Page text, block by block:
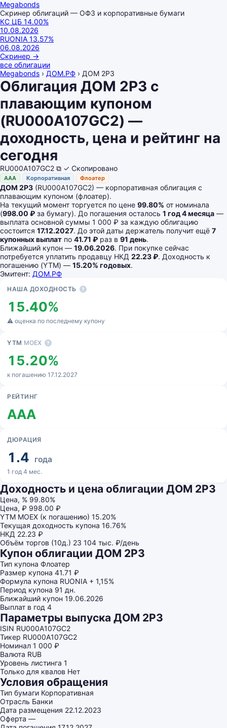
Megabonds
Скринер облигаций — ОФЗ и корпоративные бумаги
КС ЦБ 14.00%
10.08.2026
RUONIA 13.57%
06.08.2026
Скринер →
все облигации
Megabonds › ДОМ.РФ › ДОМ 2P3
Облигация ДОМ 2P3 с
плавающим купоном
(RU000A107GC2) —
доходность, цена и рейтинг на
сегодня
RU000A107GC2 ⧉ ✓ Скопировано
AAA Корпоративная Флоатер
ДОМ 2P3 (RU000A107GC2) — корпоративная облигация с
плавающим купоном (флоатер).
На текущий момент торгуется по цене 99.80% от номинала
(998.00 ₽ за бумагу). До погашения осталось 1 год 4 месяца —
выплата основной суммы 1 000 ₽ за каждую облигацию
состоится 17.12.2027. До этой даты держатель получит ещё 7
купонных выплат по 41.71 ₽ раз в 91 день.
Ближайший купон — 19.06.2026. При покупке сейчас
потребуется уплатить продавцу НКД 22.23 ₽. Доходность к
погашению (YTM) — 15.20% годовых.
Эмитент: ДОМ.РФ
Основные показатели
НАША ДОХОДНОСТЬ ?
15.40%
⚠ оценка по последнему купону
YTM MOEX ?
15.20%
к погашению 17.12.2027
РЕЙТИНГ
AAA
ДЮРАЦИЯ
1.4 года
1 год 4 мес.
Доходность и цена облигации ДОМ 2P3
Цена, % 99.80%
Цена, ₽ 998.00 ₽
YTM MOEX (к погашению) 15.20%
Текущая доходность купона 16.76%
НКД 22.23 ₽
Объём торгов (10д.) 23 104 тыс. ₽/день
Купон облигации ДОМ 2P3
Тип купона Флоатер
Размер купона 41.71 ₽
Формула купона RUONIA + 1,15%
Период купона 91 дн.
Ближайший купон 19.06.2026
Выплат в год 4
Параметры выпуска ДОМ 2P3
ISIN RU000A107GC2
Тикер RU000A107GC2
Номинал 1 000 ₽
Валюта RUB
Уровень листинга 1
Только для квалов Нет
Условия обращения
Тип бумаги Корпоративная
Отрасль Банки
Дата размещения 22.12.2023
Оферта —